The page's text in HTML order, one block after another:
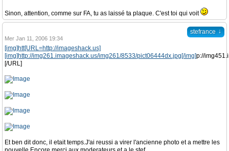
Sinon, attention, comme sur FA, tu as laissé ta plaque. C'est toi qui voit
stefrance ↓
Mer Jan 11, 2006 19:34
[img]htt[URL=http://imageshack.us]
[img]http://img261.imageshack.us/img261/8533/pict06444dx.jpg[/img]p://
[/URL]
Et ben dit donc, il etait temps.J'ai reussi a virer l'ancienne photo et a mettre les